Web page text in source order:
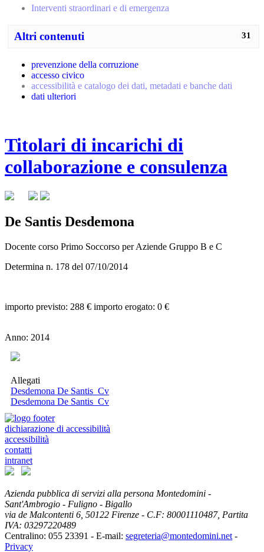
Interventi straordinari e di emergenza
31
Altri contenuti
prevenzione della corruzione
accesso civico
accessibilità e catalogo dei dati, metadati e banche dati
dati ulteriori
Titolari di incarichi di
collaborazione e consulenza
De Santis Desdemona
Docente corso Primo Soccorso per Aziende Gruppo B e C
Determina n. 178 del 07/10/2014
importo previsto: 288 € importo erogato: 0 €
Anno: 2014
Allegati
Desdemona De Santis_Cv
Desdemona De Santis_Cv
dichiarazione di accessibilità
accessibilità
contatti
intranet
Azienda pubblica di servizi alla persona Montedomini -
Sant'Ambrogio - Fuligno - Bigallo
via de Malcontenti 6, 50122 Firenze - C.F: 80001110487, Partita
IVA: 03297220489
Centralino: 055 23391 - E-mail: segreteria@montedomini.net -
Privacy